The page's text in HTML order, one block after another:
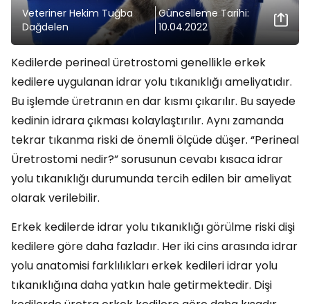
Veteriner Hekim Tuğba
Dağdelen
Güncelleme Tarihi:
10.04.2022
Kedilerde perineal üretrostomi genellikle erkek
kedilere uygulanan idrar yolu tıkanıklığı ameliyatıdır.
Bu işlemde üretranın en dar kısmı çıkarılır. Bu sayede
kedinin idrara çıkması kolaylaştırılır. Aynı zamanda
tekrar tıkanma riski de önemli ölçüde düşer. “Perineal
Üretrostomi nedir?” sorusunun cevabı kısaca idrar
yolu tıkanıklığı durumunda tercih edilen bir ameliyat
olarak verilebilir.
Erkek kedilerde idrar yolu tıkanıklığı görülme riski dişi
kedilere göre daha fazladır. Her iki cins arasında idrar
yolu anatomisi farklılıkları erkek kedileri idrar yolu
tıkanıklığına daha yatkın hale getirmektedir. Dişi